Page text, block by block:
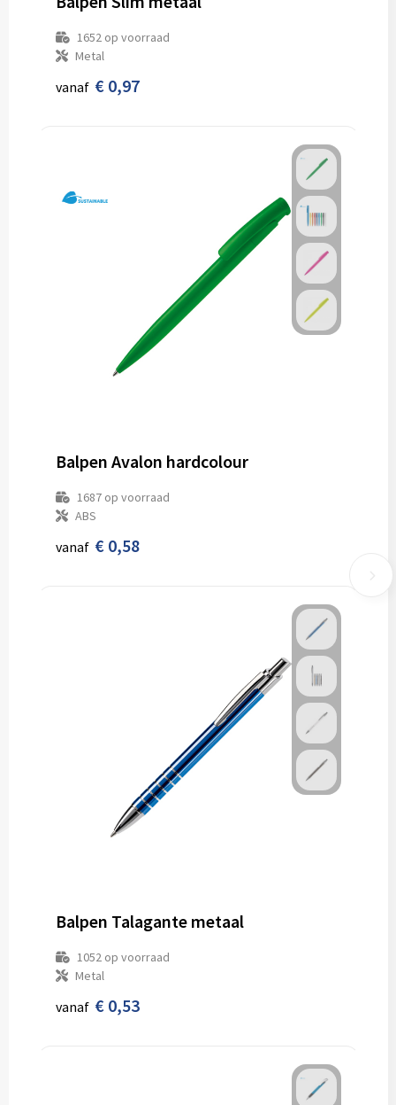
1652op voorraad
Metal
vanaf € 0,97
Balpen Avalon hardcolour
1687op voorraad
ABS
vanaf € 0,58
Balpen Talagante metaal
1052op voorraad
Metal
vanaf € 0,53